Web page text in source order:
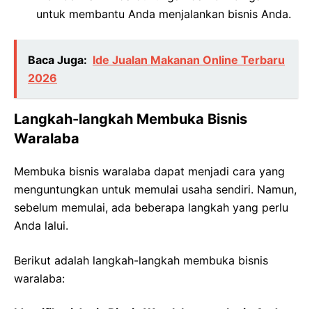
untuk membantu Anda menjalankan bisnis Anda.
Baca Juga: Ide Jualan Makanan Online Terbaru
2026
Langkah-langkah Membuka Bisnis
Waralaba
Membuka bisnis waralaba dapat menjadi cara yang
menguntungkan untuk memulai usaha sendiri. Namun,
sebelum memulai, ada beberapa langkah yang perlu
Anda lalui.
Berikut adalah langkah-langkah membuka bisnis
waralaba: